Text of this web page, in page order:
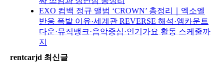
EXO 컴백 정규 앨범 ‘CROWN’ 총정리｜엑소엘
반응 폭발 이유·세계관 REVERSE 해석·엠카운트
다운·뮤직뱅크·음악중심·인기가요 활동 스케줄까
지
rentcarjd 최신글